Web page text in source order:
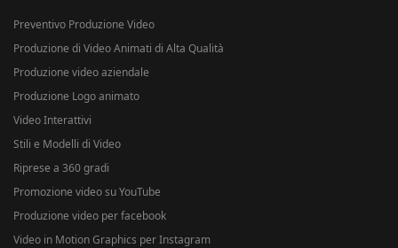
Preventivo Produzione Video
Produzione di Video Animati di Alta Qualità
Produzione video aziendale
Produzione Logo animato
Video Interattivi
Stili e Modelli di Video
Riprese a 360 gradi
Promozione video su YouTube
Produzione video per facebook
Video in Motion Graphics per Instagram